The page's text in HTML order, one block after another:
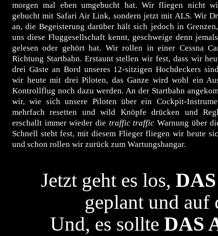
morgen mal eben umgebucht hat. Wir fliegen nicht
gebucht mit Safari Air Link, sondern jetzt mit ALS. Wir
an, die Begeisterung darüber hält sich jedoch in
uns diese Fluggesellschaft kennt, geschweige denn
gelesen oder gehört hat. Wir rollen in einer Cessna
Richtung Startbahn. Erstaunt stellen wir fest, dass wir
drei Gäste an Bord unseres 12-sitzigen Hochdeckers
wir heute mit drei Piloten, das Ganze wird wohl ein
Kontrollflug noch dazu werden. An der Startbahn
wir, wie sich unsere Piloten über ein Cockpit-
mehrfach resetten und wild Knöpfe drücken und
erschallt immer wieder die traffic trafficWarnung über
Schnell steht fest, mit diesem Flieger fliegen wir heute
und schon rollen wir zurück zum Wartungshangar.
Jetzt geht es los,
geplant und auf
Und, es sollte DAS